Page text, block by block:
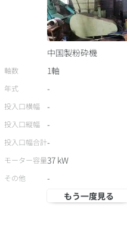
中国製粉砕機
軸数 1軸
年式 -
投入口横幅 -
投入口縦幅 -
投入口幅合計-
モーター容量37 kW
その他
-
もう一度見る